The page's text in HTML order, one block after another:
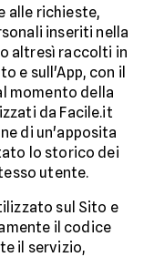
alle richieste,
inseriti nella
altresì raccolti in
e sull'App, con il
momento della
da Facile.it
di un'apposita
lo storico dei
utente.
sul Sito e
il codice
il servizio,